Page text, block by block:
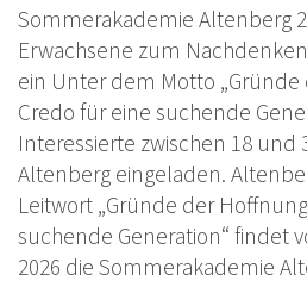
Sommerakademie Altenberg
Erwachsene zum
ein Unter dem Motto „Gründe
Credo für eine suchende
Interessierte zwischen 18 und
Altenberg eingeladen.
Leitwort „Gründe der
suchende Generation“ findet
2026 die Sommerakademie